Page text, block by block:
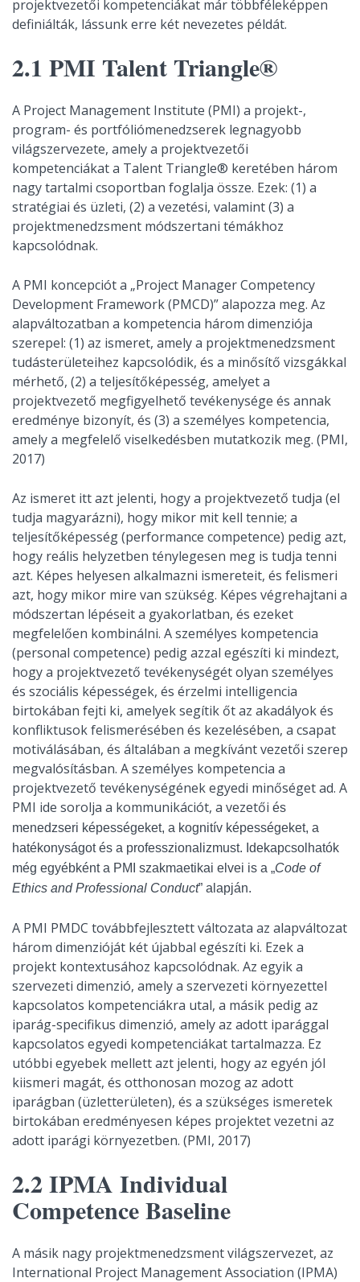
projektvezetői kompetenciákat már többféleképpen
definiálták, lássunk erre két nevezetes példát.
2.1 PMI Talent Triangle®
A Project Management Institute (PMI) a projekt-,
program- és portfóliómenedzserek legnagyobb
világszervezete, amely a projektvezetői
kompetenciákat a Talent Triangle® keretében három
nagy tartalmi csoportban foglalja össze. Ezek: (1) a
stratégiai és üzleti, (2) a vezetési, valamint (3) a
projektmenedzsment módszertani témákhoz
kapcsolódnak.
A PMI koncepciót a „Project Manager Competency
Development Framework (PMCD)” alapozza meg. Az
alapváltozatban a kompetencia három dimenziója
szerepel: (1) az ismeret, amely a projektmenedzsment
tudásterületeihez kapcsolódik, és a minősítő vizsgákkal
mérhető, (2) a teljesítőképesség, amelyet a
projektvezető megfigyelhető tevékenysége és annak
eredménye bizonyít, és (3) a személyes kompetencia,
amely a megfelelő viselkedésben mutatkozik meg. (PMI,
2017)
Az ismeret itt azt jelenti, hogy a projektvezető tudja (el
tudja magyarázni), hogy mikor mit kell tennie; a
teljesítőképesség (performance competence) pedig azt,
hogy reális helyzetben ténylegesen meg is tudja tenni
azt. Képes helyesen alkalmazni ismereteit, és felismeri
azt, hogy mikor mire van szükség. Képes végrehajtani a
módszertan lépéseit a gyakorlatban, és ezeket
megfelelően kombinálni. A személyes kompetencia
(personal competence) pedig azzal egészíti ki mindezt,
hogy a projektvezető tevékenységét olyan személyes
és szociális képességek, és érzelmi intelligencia
birtokában fejti ki, amelyek segítik őt az akadályok és
konfliktusok felismerésében és kezelésében, a csapat
motiválásában, és általában a megkívánt vezetői szerep
megvalósításban. A személyes kompetencia a
projektvezető tevékenységének egyedi minőséget ad. A
PMI ide sorolja a kommunikációt, a vezetői és
menedzseri képességeket, a kognitív képességeket, a
hatékonyságot és a professzionalizmust. Idekapcsolhatók
még egyébként a PMI szakmaetikai elvei is a „Code of
Ethics and Professional Conduct” alapján.
A PMI PMDC továbbfejlesztett változata az alapváltozat
három dimenzióját két újabbal egészíti ki. Ezek a
projekt kontextusához kapcsolódnak. Az egyik a
szervezeti dimenzió, amely a szervezeti környezettel
kapcsolatos kompetenciákra utal, a másik pedig az
iparág-specifikus dimenzió, amely az adott iparággal
kapcsolatos egyedi kompetenciákat tartalmazza. Ez
utóbbi egyebek mellett azt jelenti, hogy az egyén jól
kiismeri magát, és otthonosan mozog az adott
iparágban (üzletterületen), és a szükséges ismeretek
birtokában eredményesen képes projektet vezetni az
adott iparági környezetben. (PMI, 2017)
2.2 IPMA Individual
Competence Baseline
A másik nagy projektmenedzsment világszervezet, az
International Project Management Association (IPMA)